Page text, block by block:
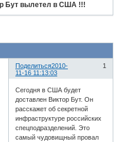
Бут вылетел в США !!!
Поделиться 1
2010-
11-16 11:13:03
Сегодня в США будет
доставлен Виктор Бут. Он
расскажет об секретной
инфраструктуре российских
спецподразделений. Это
самый чудовищный провал